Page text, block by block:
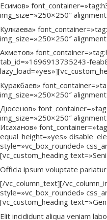
Есимов»
img_size=»250×250″
Кулкаева»
img_size=»250×250″
Ахметов»
tab_id=»1696913735243-
Куракбаев»
img_size=»250×250″
Дюсенов»
img_size=»250×250″
Исаханов»
equal_height=»yes»
style=»vc_box_rounded»
[vc_custom_heading
Officia ipsum voluptate
[/vc_column_text][/
style=»vc_box_rounded»
[vc_custom_heading
Elit incididunt aliqua veniam